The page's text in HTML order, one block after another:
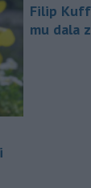
Filip
mu dala